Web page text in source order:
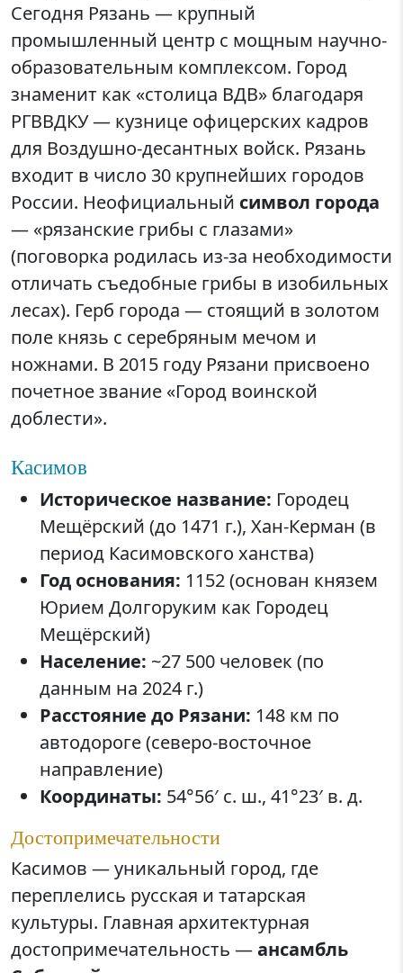
Сегодня Рязань — крупный
промышленный центр с мощным научно-
образовательным комплексом. Город
знаменит как «столица ВДВ» благодаря
РГВВДКУ — кузнице офицерских кадров
для Воздушно-десантных войск. Рязань
входит в число 30 крупнейших городов
России. Неофициальный символ города
— «рязанские грибы с глазами»
(поговорка родилась из-за необходимости
отличать съедобные грибы в изобильных
лесах). Герб города — стоящий в золотом
поле князь с серебряным мечом и
ножнами. В 2015 году Рязани присвоено
почетное звание «Город воинской
доблести».
Касимов
Историческое название: Городец
Мещёрский (до 1471 г.), Хан-Керман (в
период Касимовского ханства)
Год основания: 1152 (основан князем
Юрием Долгоруким как Городец
Мещёрский)
Население: ~27 500 человек (по
данным на 2024 г.)
Расстояние до Рязани: 148 км по
автодороге (северо-восточное
направление)
Координаты: 54°56′ с. ш., 41°23′ в. д.
Достопримечательности
Касимов — уникальный город, где
переплелись русская и татарская
культуры. Главная архитектурная
достопримечательность —ансамбль